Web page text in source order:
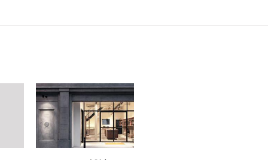
2024年10月 [5]
2024年9月 [5]
2024年8月 [2]
2024年7月 [6]